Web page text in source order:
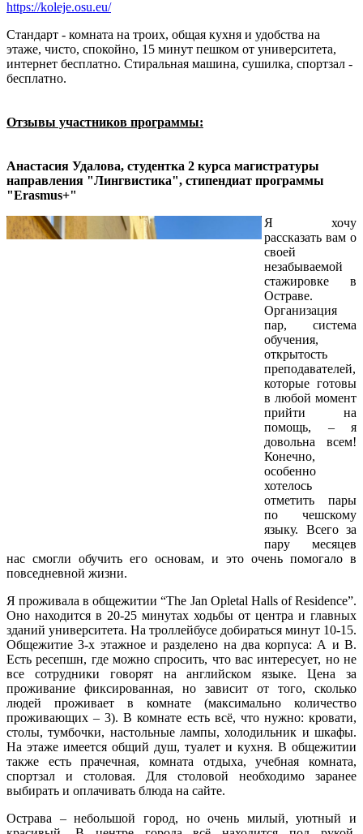
https://koleje.osu.eu/
Стандарт - комната на троих, общая кухня и удобства на
этаже, чисто, спокойно, 15 минут пешком от университета,
интернет бесплатно. Стиральная машина, сушилка, спортзал -
бесплатно.
Отзывы участников программы:
Анастасия Удалова, студентка 2 курса магистратуры
направления "Лингвистика", стипендиат программы
"Erasmus+"
Я хочу
рассказать вам о
своей
незабываемой
стажировке в
Остраве.
Организация
пар, система
обучения,
открытость
преподавателей,
которые готовы
в любой момент
прийти на
помощь, – я
довольна всем!
Конечно,
особенно
хотелось
отметить пары
по чешскому
языку. Всего за
пару месяцев
нас смогли обучить его основам, и это очень помогало в
повседневной жизни.
Я проживала в общежитии “The Jan Opletal Halls of Residence”.
Оно находится в 20-25 минутах ходьбы от центра и главных
зданий университета. На троллейбусе добираться минут 10-15.
Общежитие 3-х этажное и разделено на два корпуса: А и В.
Есть ресепшн, где можно спросить, что вас интересует, но не
все сотрудники говорят на английском языке. Цена за
проживание фиксированная, но зависит от того, сколько
людей проживает в комнате (максимально количество
проживающих – 3). В комнате есть всё, что нужно: кровати,
столы, тумбочки, настольные лампы, холодильник и шкафы.
На этаже имеется общий душ, туалет и кухня. В общежитии
также есть прачечная, комната отдыха, учебная комната,
спортзал и столовая. Для столовой необходимо заранее
выбирать и оплачивать блюда на сайте.
Острава – небольшой город, но очень милый, уютный и